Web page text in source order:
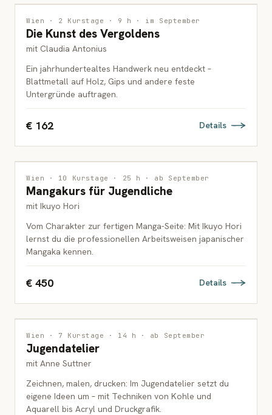
INTERDISZIPLINÄR
ERWACHSENE
Wien · 2 Kurstage · 9 h · im September
Die Kunst des Vergoldens
mit Claudia Antonius
Ein jahrhundertealtes Handwerk neu entdeckt –
Blattmetall auf Holz, Gips und andere feste
Untergründe auftragen.
€ 162 Details
ZEICHNUNG
JUGENDLICHE
Wien · 10 Kurstage · 25 h · ab September
Mangakurs für Jugendliche
mit Ikuyo Hori
Vom Charakter zur fertigen Manga-Seite: Mit Ikuyo Hori
lernst du die professionellen Arbeitsweisen japanischer
Mangaka kennen.
€ 450 Details
MALEREI
JUGENDLICHE
Wien · 7 Kurstage · 14 h · ab September
Jugendatelier
mit Anne Suttner
Zeichnen, malen, drucken: Im Jugendatelier setzt du
eigene Ideen um – mit Techniken von Kohle und
Aquarell bis Acryl und Druckgrafik.